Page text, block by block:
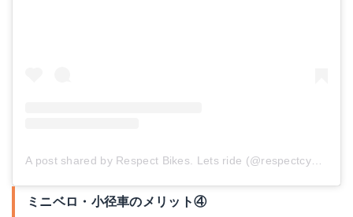
A post shared by Respect Bikes. Lets ride (@respectcycles)
ミニベロ・小径車のメリット④